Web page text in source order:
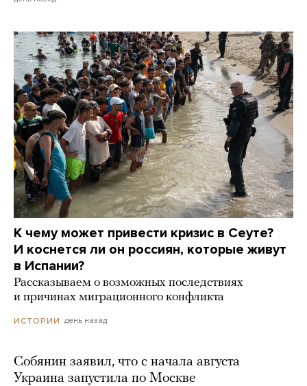
К чему может привести кризис в Сеуте?
И коснется ли он россиян, которые живут
в Испании?
Рассказываем о возможных последствиях
и причинах миграционного конфликта
ИСТОРИИ день назад
Собянин заявил, что с начала августа
Украина запустила по Москве